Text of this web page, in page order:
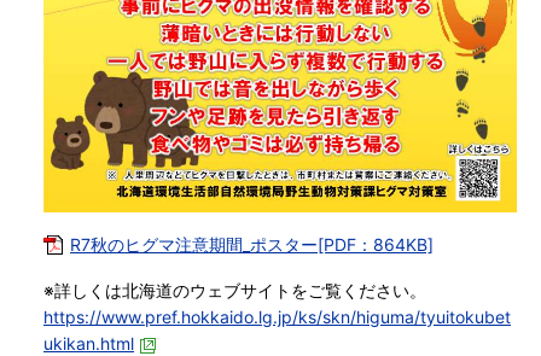
R7秋のヒグマ注意期間_ポスター[PDF：864KB]
※詳しくは北海道のウェブサイトをご覧ください。
https://www.pref.hokkaido.lg.jp/ks/skn/higuma/tyuitokubet
ukikan.html